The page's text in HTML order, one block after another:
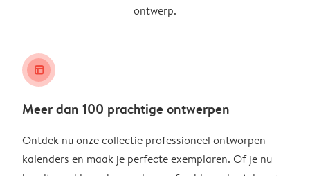
ontwerp.
layout_alt
Meer dan 100 prachtige ontwerpen
Ontdek nu onze collectie professioneel ontworpen
kalenders en maak je perfecte exemplaren. Of je nu